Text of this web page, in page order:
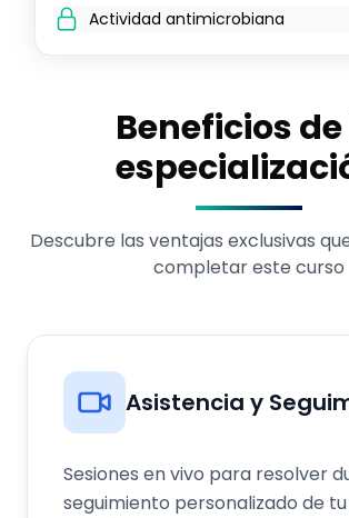
Actividad antimicrobiana
Beneficios
Descubre las ventajas exclusivas
completar este curso
Asistencia y
Sesiones en vivo para resolver
seguimiento personalizado de